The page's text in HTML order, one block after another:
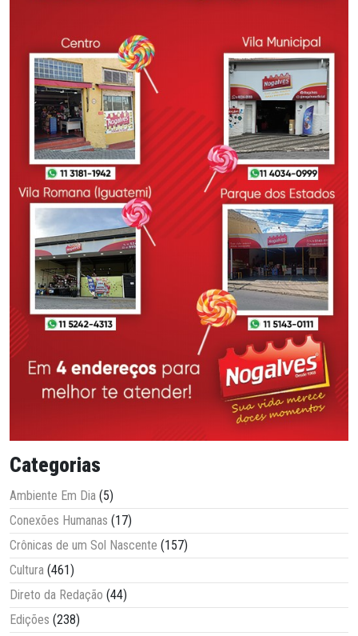
Categorias
Ambiente Em Dia (5)
Conexões Humanas (17)
Crônicas de um Sol Nascente (157)
Cultura (461)
Direto da Redação (44)
Edições (238)